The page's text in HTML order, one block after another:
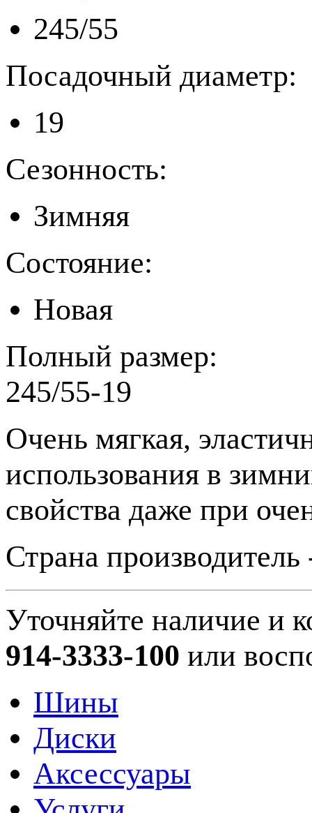
245/55
Посадочный диаметр:
19
Сезонность:
Зимняя
Состояние:
Новая
Полный размер:
245/55-19
Очень мягкая,
использования в
свойства даже при
Страна
Уточняйте наличие и
914-3333-100 или
Шины
Диски
Аксессуары